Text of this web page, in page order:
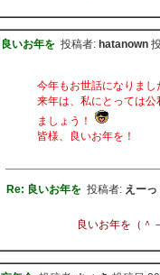
良いお年を 投稿者:hatanown
今年もお世話になりまし
来年は、私にとっては
ましょう！
皆様、良いお年を！
Re: 良いお年を 投稿者:えーっ
良いお年を（＾